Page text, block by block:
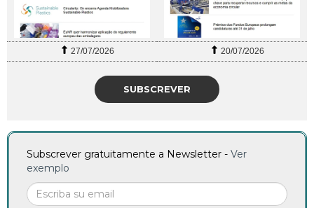
27/07/2026 20/07/2026
SUBSCREVER
Subscrever gratuitamente a Newsletter - Ver
exemplo